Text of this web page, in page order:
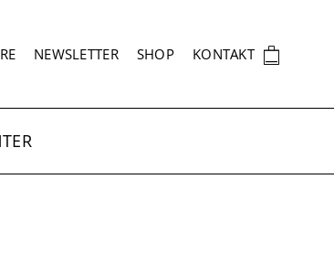
NEWSLETTER SHOP KONTAKT 🛍